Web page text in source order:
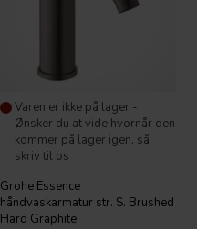
Varen er ikke på lager -
Ønsker du at vide hvornår den
kommer på lager igen, så
skriv til os
Grohe Essence
håndvaskarmatur str. S. Brushed
Hard Graphite